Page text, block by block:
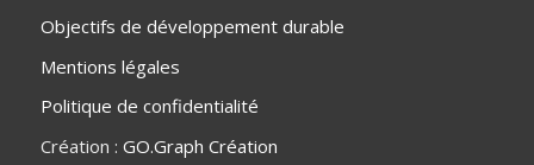
Objectifs de développement durable
Mentions légales
Politique de confidentialité
Création : GO.Graph Création